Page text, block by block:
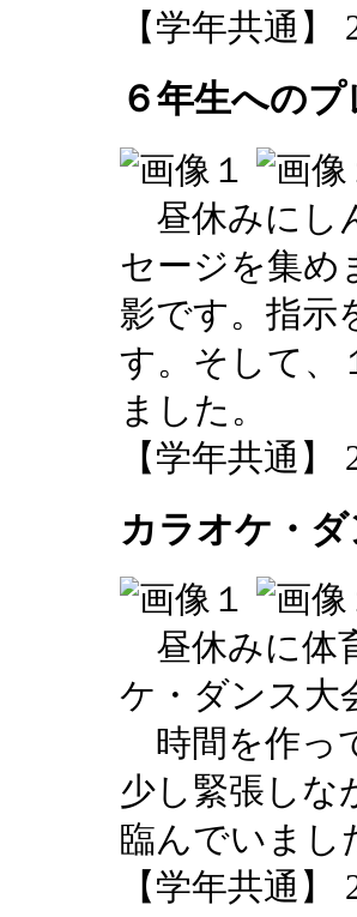
【学年共通】
６年生への
昼休みにし
セージを集め
影です。指示
す。そして、
ました。
【学年共通】
カラオケ・
昼休みに体
ケ・ダンス大
時間を作っ
少し緊張しな
臨んでいまし
【学年共通】